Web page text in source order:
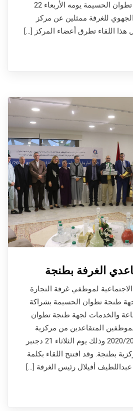
والخدمات لجهة طنجة تطوان الحسيمة يومه الأربعاء 22
بالمقر الجهوي للغرفة ممثلين عن مركز
هذا اللقاء تطرق أعضاء المركز […]
الغرفة بطنجة
لموظفي غرفة التجارة
طنجة تطوان الحسيمة بشراكة
والخدمات لجهة طنجة تطوان
المتقاعدين من مركزية
طنجة برسم سنتي 2020/2021 وذلك يوم الثلاثاء 21 دجنبر
بطنجة. وقد افتتح اللقاء بكلمة
أفيلال رئيس الغرفة […]